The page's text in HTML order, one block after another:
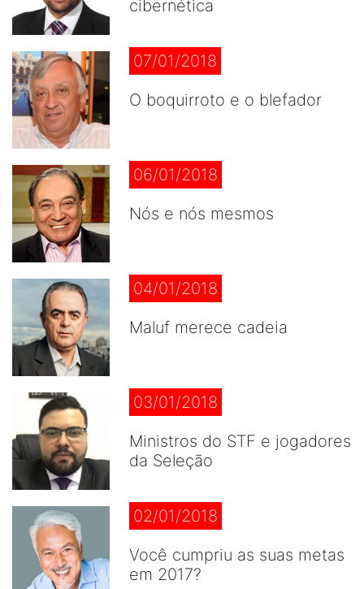
cibernética
07/01/2018
O boquirroto e o blefador
06/01/2018
Nós e nós mesmos
04/01/2018
Maluf merece cadeia
03/01/2018
Ministros do STF e jogadores
da Seleção
02/01/2018
Você cumpriu as suas metas
em 2017?